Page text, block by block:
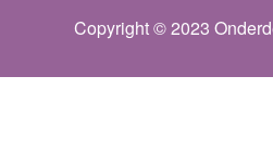
Copyright © 2023